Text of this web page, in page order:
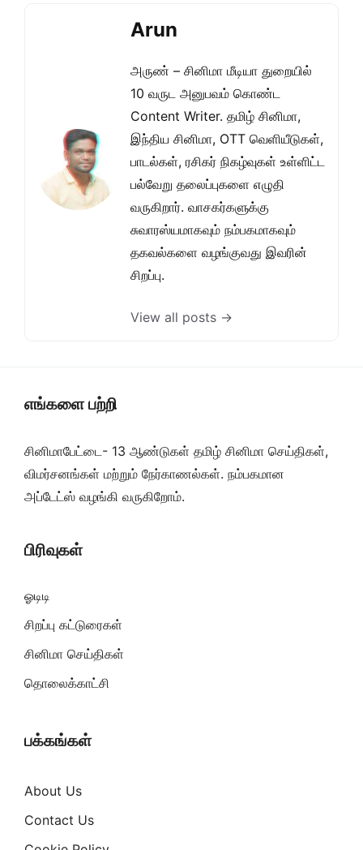
Arun
அருண் – சினிமா மீடியா துறையில்
10 வருட அனுபவம் கொண்ட
Content Writer. தமிழ் சினிமா,
இந்திய சினிமா, OTT வெளியீடுகள்,
பாடல்கள், ரசிகர் நிகழ்வுகள் உள்ளிட்ட
பல்வேறு தலைப்புகளை எழுதி
வருகிறார். வாசகர்களுக்கு
சுவாரஸ்யமாகவும் நம்பகமாகவும்
தகவல்களை வழங்குவது இவரின்
சிறப்பு.
View all posts →
எங்களை பற்றி
சினிமாபேட்டை- 13 ஆண்டுகள் தமிழ் சினிமா செய்திகள்,
விமர்சனங்கள் மற்றும் நேர்காணல்கள். நம்பகமான
அப்டேட்ஸ் வழங்கி வருகிறோம்.
பிரிவுகள்
ஓடிடி
சிறப்பு கட்டுரைகள்
சினிமா செய்திகள்
தொலைக்காட்சி
பக்கங்கள்
About Us
Contact Us